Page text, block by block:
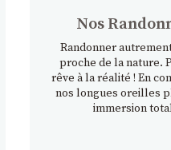
Nos
Randonner
proche de la nature.
rêve à la réalité ! En
nos longues oreilles
immersion